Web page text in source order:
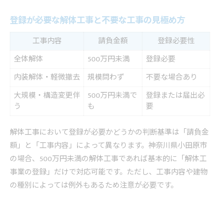
登録が必要な解体工事と不要な工事の見極め方
工事内容 請負金額
登録必要性
全体解体
500万円未満
登録必要
内装解体・軽微撤去
規模問わず
不要な場合あり
大規模・構造変更伴
う
500万円未満で
も
登録または届出必
要
解体工事において登録が必要かどうかの判断基準は「請負金
額」と「工事内容」によって異なります。神奈川県小田原市
の場合、500万円未満の解体工事であれば基本的に「解体工
事業の登録」だけで対応可能です。ただし、工事内容や建物
の種別によっては例外もあるため注意が必要です。